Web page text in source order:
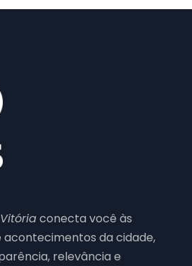
conecta você às
da cidade,
relevância e